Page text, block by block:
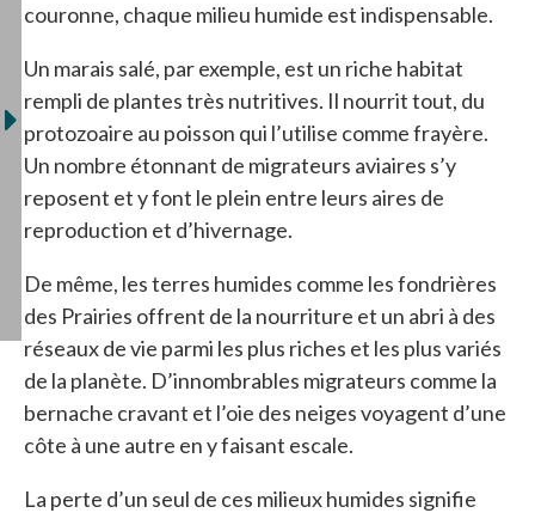
couronne, chaque milieu humide est indispensable.
Un marais salé, par exemple, est un riche habitat
rempli de plantes très nutritives. Il nourrit tout, du
protozoaire au poisson qui l’utilise comme frayère.
Un nombre étonnant de migrateurs aviaires s’y
reposent et y font le plein entre leurs aires de
reproduction et d’hivernage.
De même, les terres humides comme les fondrières
des Prairies offrent de la nourriture et un abri à des
réseaux de vie parmi les plus riches et les plus variés
de la planète. D’innombrables migrateurs comme la
bernache cravant et l’oie des neiges voyagent d’une
côte à une autre en y faisant escale.
La perte d’un seul de ces milieux humides signifie